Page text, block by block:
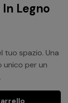
Legno
tuo spazio. Una
unico per un